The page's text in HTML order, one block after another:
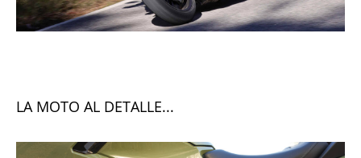
LA MOTO AL DETALLE...